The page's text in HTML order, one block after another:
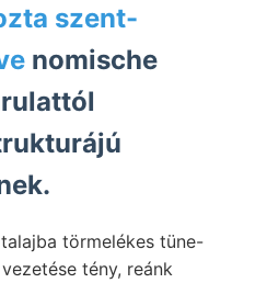
szent-
nomische
törmelékes tüne-
tény, reánk